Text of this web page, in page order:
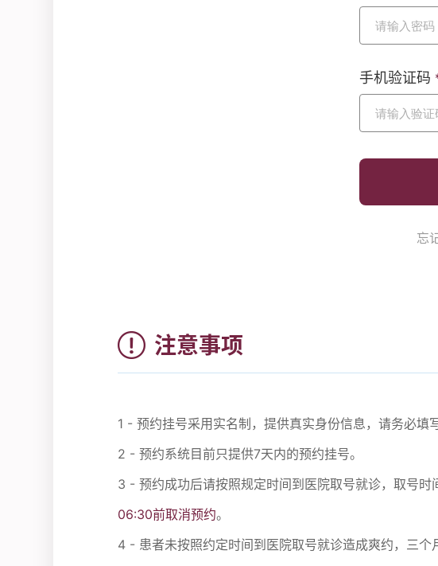
手机验证码
忘
注意事项
1 - 预约挂号采用实名制，提供真实身份信息，请务必填
2 - 预约系统目前只提供7天内的预约挂号。
3 - 预约成功后请按照规定时间到医院取号就诊，取号时
06:30前取消预约。
4 - 患者未按照约定时间到医院取号就诊造成爽约，三个